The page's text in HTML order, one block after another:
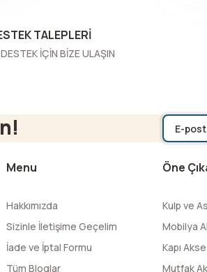
Gönder
TALEPLERİ
İÇİN BİZE ULAŞIN
Menu
Hakkımızda
Sizinle İletişime Geçelim
İade ve İptal Formu
Tüm Bloglar
Öne
Kulp ve
Mobilya
Kapı
Mutfak